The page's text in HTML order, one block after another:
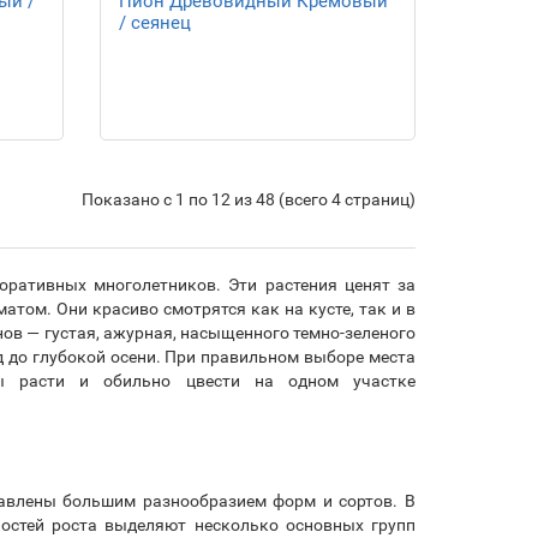
/ сеянец
Показано с 1 по 12 из 48 (всего 4 страниц)
многолетников. Эти растения ценят за
Они красиво смотрятся как на кусте, так и в
— густая, ажурная, насыщенного темно-зеленого
глубокой осени. При правильном выборе места
расти и обильно цвести на одном участке
большим разнообразием форм и сортов. В
роста выделяют несколько основных групп